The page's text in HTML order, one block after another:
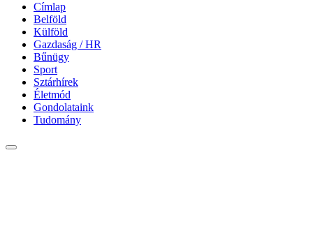
Címlap
Belföld
Külföld
Gazdaság / HR
Bűnügy
Sport
Sztárhírek
Életmód
Gondolataink
Tudomány